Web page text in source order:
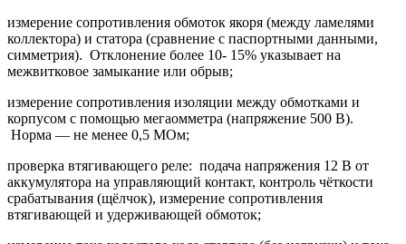
измерение сопротивления обмоток якоря (между ламелями
коллектора) и статора (сравнение с паспортными данными,
симметрия). Отклонение более 10- 15% указывает на
межвитковое замыкание или обрыв;
измерение сопротивления изоляции между обмотками и
корпусом с помощью мегаомметра (напряжение 500 В).
Норма — не менее 0,5 МОм;
проверка втягивающего реле: подача напряжения 12 В от
аккумулятора на управляющий контакт, контроль чёткости
срабатывания (щёлчок), измерение сопротивления
втягивающей и удерживающей обмоток;